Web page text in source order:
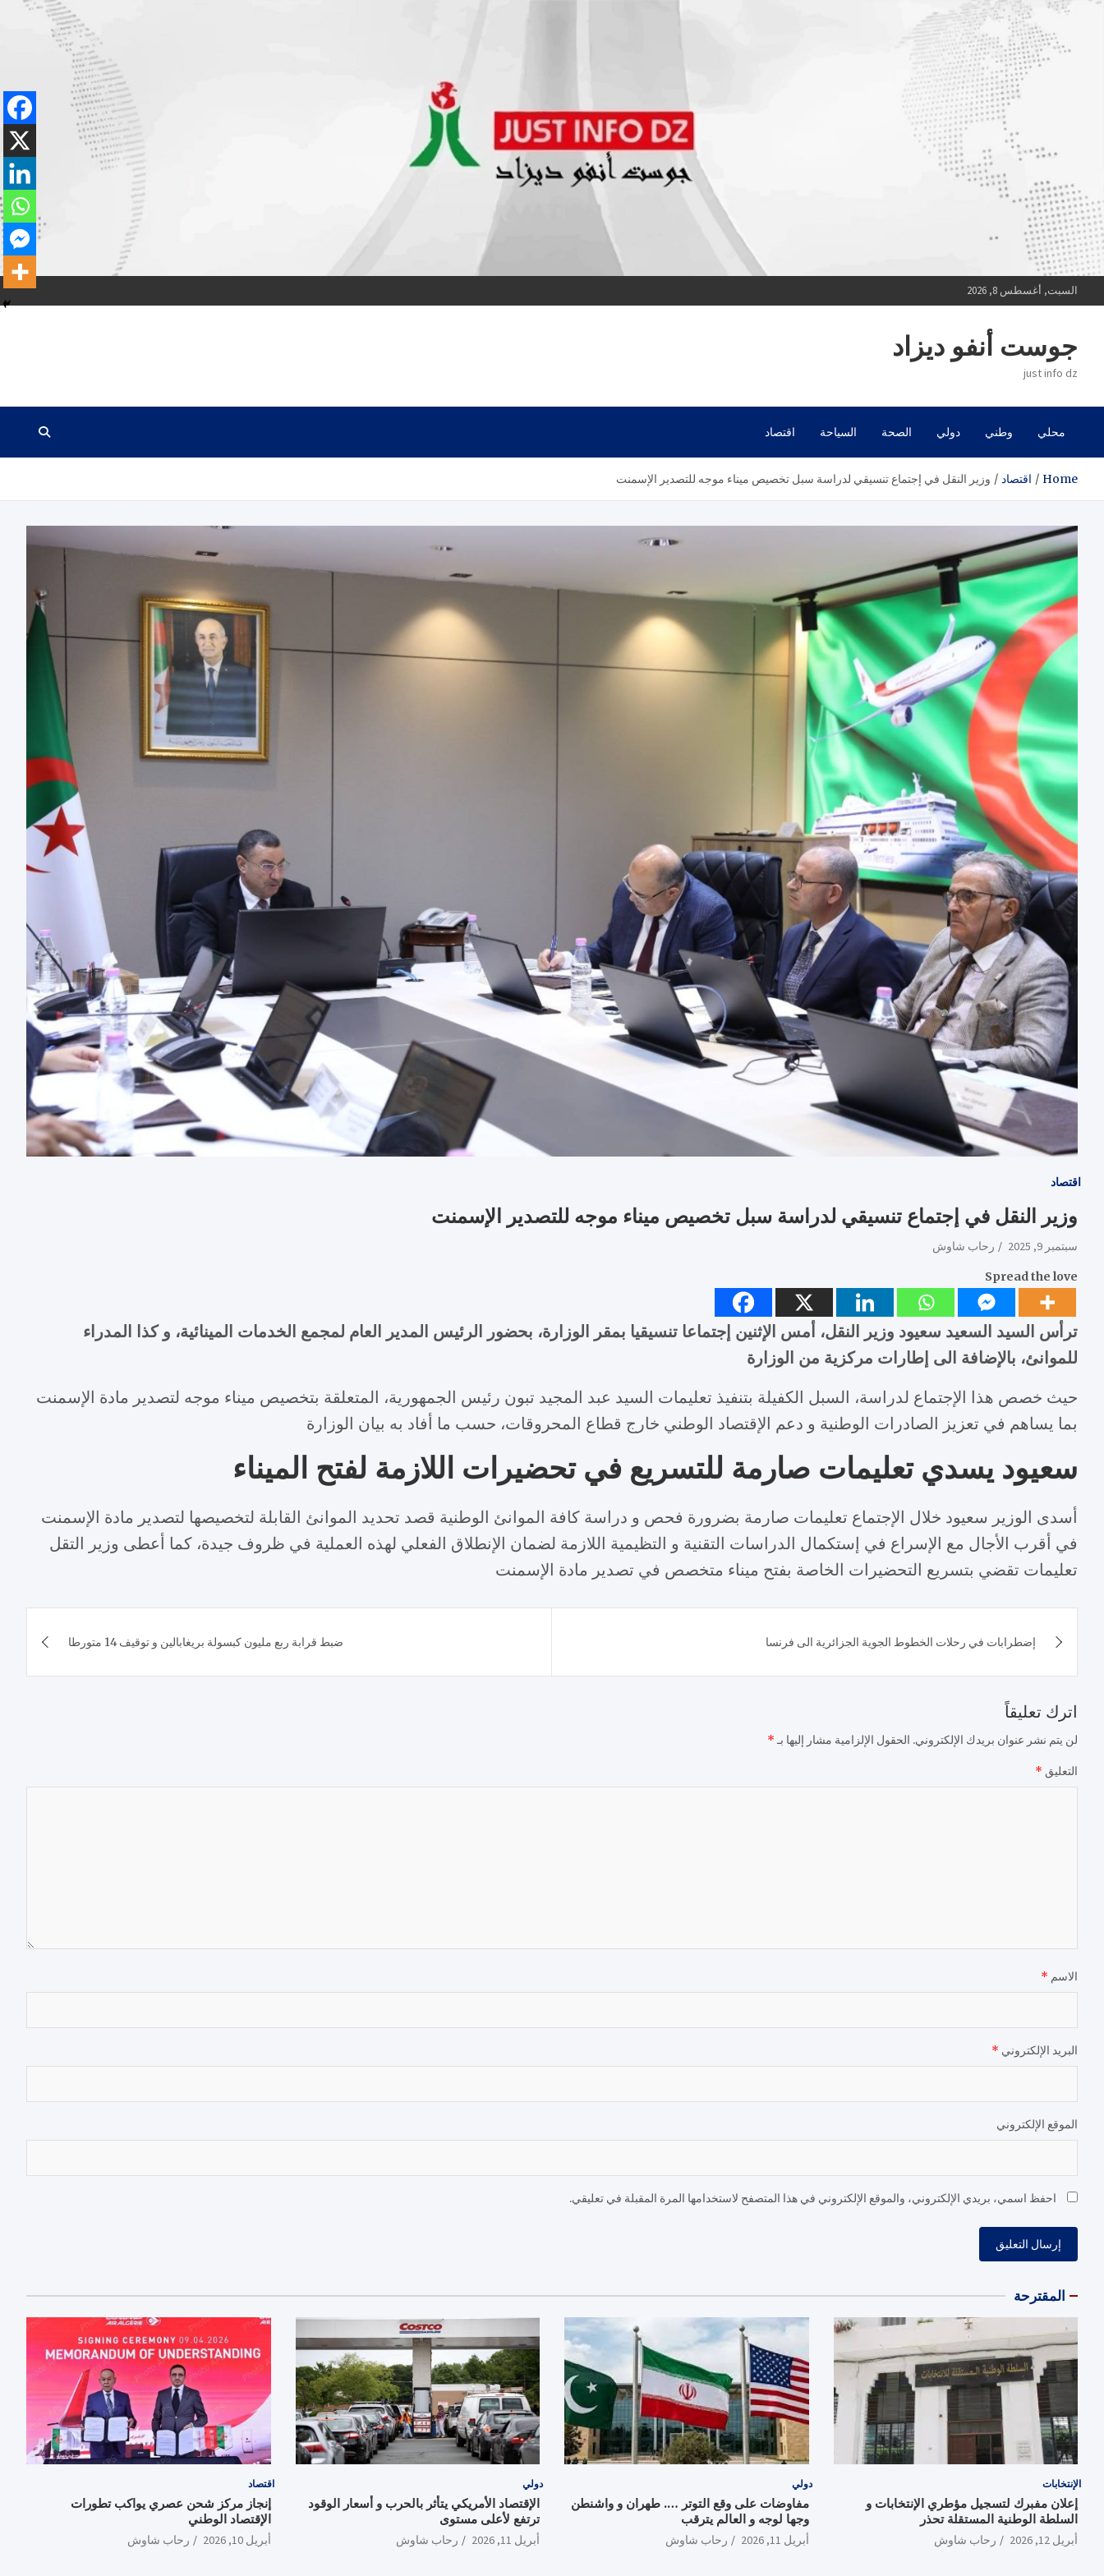
Skip
content
السبت, أغسطس 8, 2026
جوست أنفو ديزاد
just info dz
محلي وطني دولي الصحة السياحة اقتصاد
Home اقتصاد وزير النقل في إجتماع تنسيقي لدراسة سبل تخصيص ميناء موجه للتصدير الإسمنت
اقتصاد
وزير النقل في إجتماع تنسيقي لدراسة سبل تخصيص ميناء موجه للتصدير الإسمنت
سبتمبر 9, 2025 رحاب شاوش
Spread the love
ترأس السيد السعيد سعيود وزير النقل، أمس الإثنين إجتماعا تنسيقيا بمقر الوزارة، بحضور الرئيس المدير العام لمجمع الخدمات المينائية، و كذا المدراء
للموانئ، بالإضافة الى إطارات مركزية من الوزارة
حيث خصص هذا الإجتماع لدراسة، السبل الكفيلة بتنفيذ تعليمات السيد عبد المجيد تبون رئيس الجمهورية، المتعلقة بتخصيص ميناء موجه لتصدير مادة الإسمنت
بما يساهم في تعزيز الصادرات الوطنية و دعم الإقتصاد الوطني خارج قطاع المحروقات، حسب ما أفاد به بيان الوزارة
سعيود يسدي تعليمات صارمة للتسريع في تحضيرات اللازمة لفتح الميناء
أسدى الوزير سعيود خلال الإجتماع تعليمات صارمة بضرورة فحص و دراسة كافة الموانئ الوطنية قصد تحديد الموانئ القابلة لتخصيصها لتصدير مادة الإسمنت
في أقرب الأجال مع الإسراع في إستكمال الدراسات التقنية و التظيمية اللازمة لضمان الإنطلاق الفعلي لهذه العملية في ظروف جيدة، كما أعطى وزير التقل
تعليمات تقضي بتسريع التحضيرات الخاصة بفتح ميناء متخصص في تصدير مادة الإسمنت
المقالات
إضطرابات في رحلات الخطوط الجوية الجزائرية الى فرنسا ضبط قرابة ربع مليون كبسولة بريغابالين و توقيف 14 متورطا
اترك تعليقاً
لن يتم نشر عنوان بريدك الإلكتروني. الحقول الإلزامية مشار إليها بـ*
التعليق *
الاسم *
البريد الإلكتروني *
الموقع الإلكتروني
احفظ اسمي، بريدي الإلكتروني، والموقع الإلكتروني في هذا المتصفح لاستخدامها المرة المقبلة في تعليقي.
المقترحة
الإنتخابات
إعلان مفبرك لتسجيل مؤطري الإنتخابات و
السلطة الوطنية المستقلة تحذر
أبريل 12, 2026 رحاب شاوش
دولي
مفاوضات على وقع التوتر …. طهران و واشنطن
وجها لوجه و العالم يترقب
أبريل 11, 2026 رحاب شاوش
دولي
الإقتصاد الأمريكي يتأثر بالحرب و أسعار الوقود
ترتفع لأعلى مستوى
أبريل 11, 2026 رحاب شاوش
اقتصاد
إنجاز مركز شحن عصري يواكب تطورات
الإقتصاد الوطني
أبريل 10, 2026 رحاب شاوش